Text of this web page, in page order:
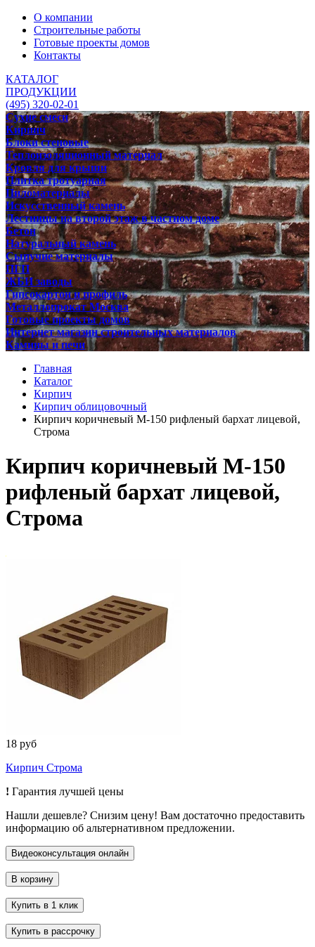
О компании
Строительные работы
Готовые проекты домов
Контакты
КАТАЛОГ
ПРОДУКЦИИ
(495) 320-02-01
Сухие смеси
Кирпич
Блоки стеновые
Теплоизоляционный материал
Кровля для крыши
Плитка тротуарная
Пиломатериалы
Искусственный камень
Лестницы на второй этаж в частном доме
Бетон
Натуральный камень
Сыпучие материалы
ПГП
ЖБИ заводы
Гипсокартон и профиль
Металлопрокат Москва
Готовые проекты домов
Интернет магазин строительных материалов
Камины и печи
Главная
Каталог
Кирпич
Кирпич облицовочный
Кирпич коричневый М-150 рифленый бархат лицевой,
Строма
Кирпич коричневый М-150
рифленый бархат лицевой,
Строма
18 руб
Кирпич Строма
! Гарантия лучшей цены
Нашли дешевле? Снизим цену! Вам достаточно предоставить
информацию об альтернативном предложении.